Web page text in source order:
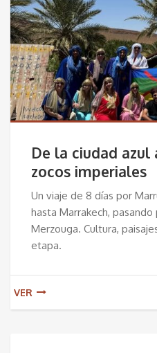
De la ciudad
zocos imperiales
Un viaje de 8 días por
hasta Marrakech,
Merzouga. Cultura,
etapa.
VER